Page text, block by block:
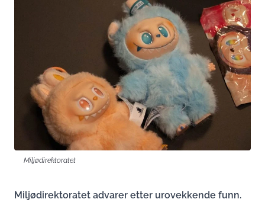
Miljødirektoratet
Miljødirektoratet advarer etter urovekkende funn.